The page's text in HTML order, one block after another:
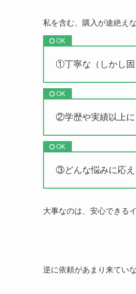
私を含む、購入が途絶え
①丁寧な（しかし固
②学歴や実績以上に
③どんな悩みに応え
大事なのは、安心できる
逆に依頼があまり来てい